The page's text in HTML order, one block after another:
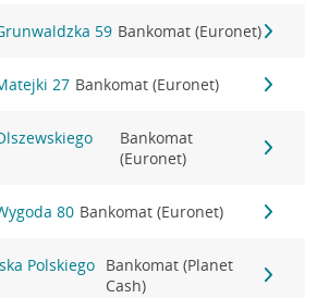
59 Bankomat (Euronet)
27 Bankomat (Euronet)
Bankomat
(Euronet)
80 Bankomat (Euronet)
Polskiego Bankomat (Planet
Cash)